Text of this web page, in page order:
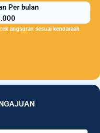
Per bulan
angsuran sesuai kendaraan